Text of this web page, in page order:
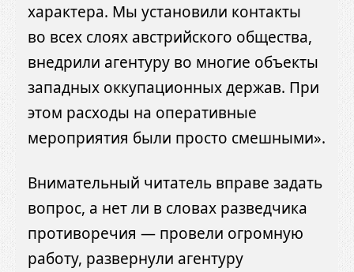
характера. Мы установили контакты
во всех слоях австрийского общества,
внедрили агентуру во многие объекты
западных оккупационных держав. При
этом расходы на оперативные
мероприятия были просто смешными».
Внимательный читатель вправе задать
вопрос, а нет ли в словах разведчика
противоречия — провели огромную
работу, развернули агентуру